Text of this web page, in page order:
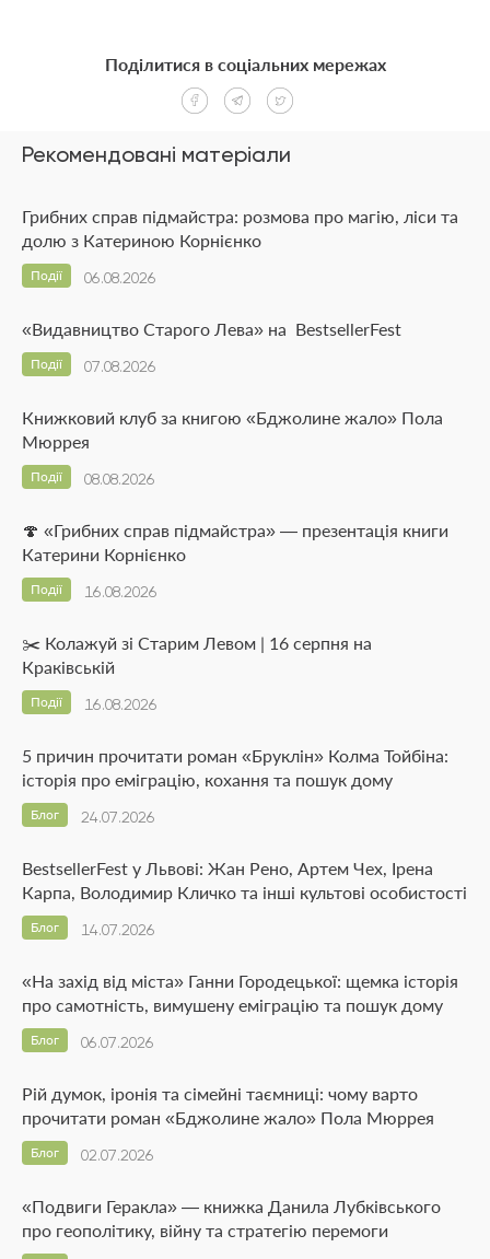
Рекомендовані матеріали
Грибних справ підмайстра: розмова про магію, ліси та
долю з Катериною Корнієнко
06.08.2026
Події
«Видавництво Старого Лева» на BestsellerFest
07.08.2026
Події
Книжковий клуб за книгою «Бджолине жало» Пола
Мюррея
08.08.2026
Події
🍄 «Грибних справ підмайстра» — презентація книги
Катерини Корнієнко
16.08.2026
Події
✂️ Колажуй зі Старим Левом | 16 серпня на
Краківській
16.08.2026
Події
5 причин прочитати роман «Бруклін» Колма Тойбіна:
історія про еміграцію, кохання та пошук дому
24.07.2026
Блог
BestsellerFest у Львові: Жан Рено, Артем Чех, Ірена
Карпа, Володимир Кличко та інші культові особистості
14.07.2026
Блог
«На захід від міста» Ганни Городецької: щемка історія
про самотність, вимушену еміграцію та пошук дому
06.07.2026
Блог
Рій думок, іронія та сімейні таємниці: чому варто
прочитати роман «Бджолине жало» Пола Мюррея
02.07.2026
Блог
«Подвиги Геракла» — книжка Данила Лубківського
про геополітику, війну та стратегію перемоги
Поділитися в соціальних мережах